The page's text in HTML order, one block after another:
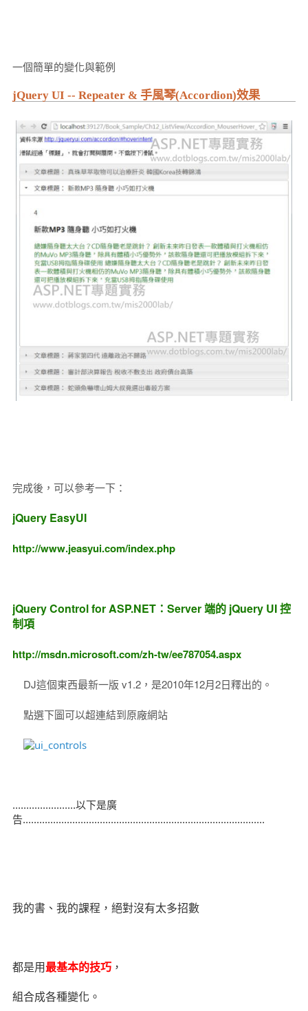
一個簡單的變化與範例
jQuery UI -- Repeater & 手風琴(Accordion)效果
完成後，可以參考一下：
jQuery EasyUI
http://www.jeasyui.com/index.php
jQuery Control for ASP.NET：Server 端的 jQuery UI 控
制項
http://msdn.microsoft.com/zh-tw/ee787054.aspx
DJ這個東西最新一版 v1.2，是2010年12月2日釋出的。
點選下圖可以超連結到原廠網站
.......................以下是廣
告........................................................................................
我的書、我的課程，絕對沒有太多招數
都是用 最基本的技巧，
組合成各種變化。